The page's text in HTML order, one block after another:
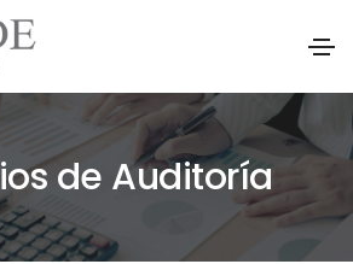
de Auditoría